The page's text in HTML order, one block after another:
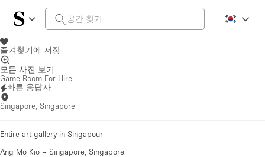
즐겨찾기에 저장
모든 사진 보기
Game Room For Hire
빠른 응답자
Singapore, Singapore
Entire art gallery in Singapour
·
Ang Mo Kio – Singapore, Singapore